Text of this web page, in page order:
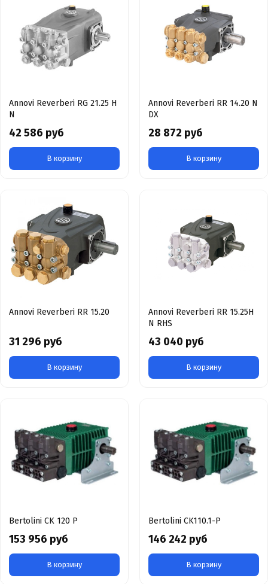
Annovi Reverberi RG 21.25 H
N
42 586 руб
В корзину
Annovi Reverberi RR 14.20 N
DX
28 872 руб
В корзину
Annovi Reverberi RR 15.20
31 296 руб
В корзину
Annovi Reverberi RR 15.25H
N RHS
43 040 руб
В корзину
Bertolini CK 120 P
153 956 руб
В корзину
Bertolini CK110.1-P
146 242 руб
В корзину